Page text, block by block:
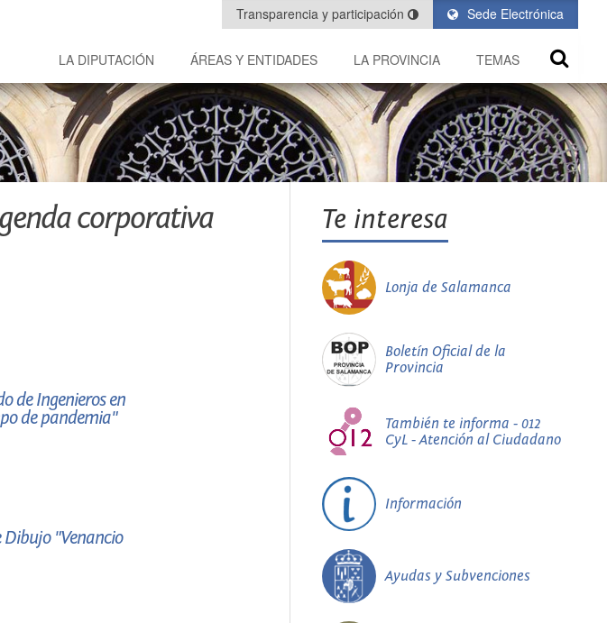
Sede Electrónica
Transparencia y participación
LA DIPUTACIÓN ÁREAS Y ENTIDADES LA PROVINCIA TEMAS
corporativa
de Ingenieros en
de pandemia"
Dibujo "Venancio
Te interesa
Lonja de Salamanca
Boletín Oficial de la
Provincia
También te informa - 012
CyL - Atención al Ciudadano
Información
Ayudas y Subvenciones